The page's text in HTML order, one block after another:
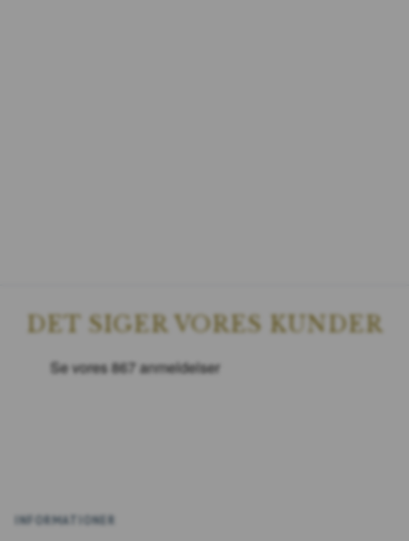
DET SIGER VORES KUNDER
INFORMATIONER